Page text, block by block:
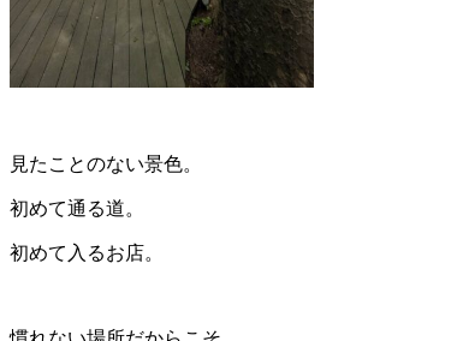
見たことのない景色。
初めて通る道。
初めて入るお店。